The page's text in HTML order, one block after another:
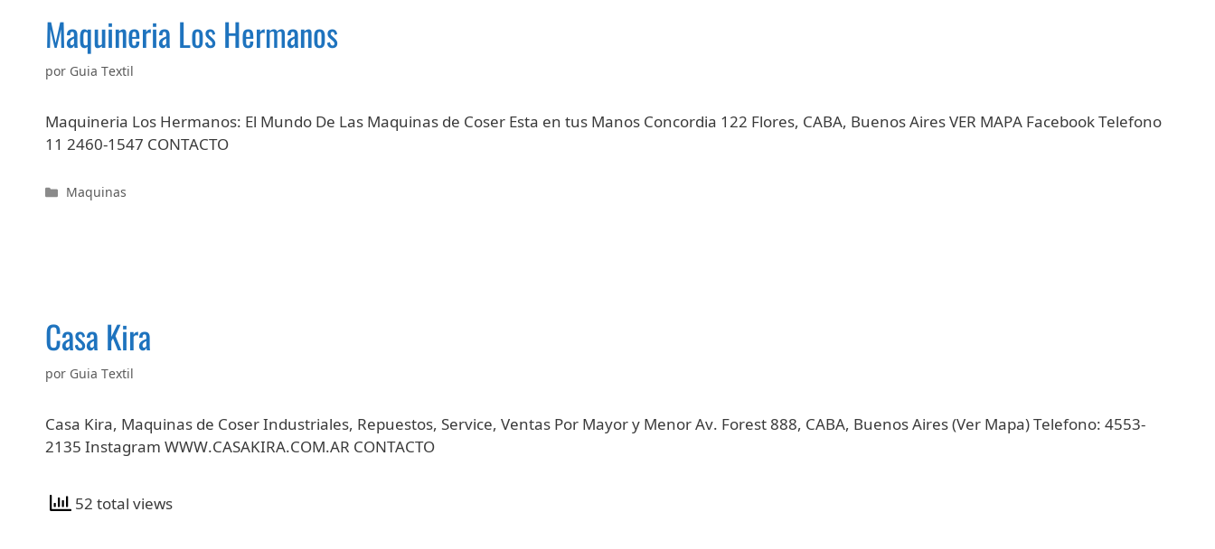
Maquineria Los Hermanos
por Guia Textil
Maquineria Los Hermanos: El Mundo De Las Maquinas de Coser Esta en tus Manos Concordia 122 Flores, CABA, Buenos Aires VER MAPA Facebook Telefono
11 2460-1547 CONTACTO
Categorías
Maquinas
Casa Kira
por Guia Textil
Casa Kira, Maquinas de Coser Industriales, Repuestos, Service, Ventas Por Mayor y Menor Av. Forest 888, CABA, Buenos Aires (Ver Mapa) Telefono: 4553-
2135 Instagram WWW.CASAKIRA.COM.AR CONTACTO
52 total views